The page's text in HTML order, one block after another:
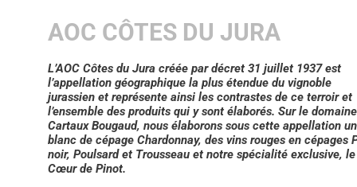
AOC CÔTES DU JURA
L’AOC Côtes du Jura créée par décret 31 juillet 1937 est
l’appellation géographique la plus étendue du vignoble
jurassien et représente ainsi les contrastes de ce terroir et
l’ensemble des produits qui y sont élaborés. Sur le domaine
Cartaux Bougaud, nous élaborons sous cette appellation
blanc de cépage Chardonnay, des vins rouges en cépages
noir, Poulsard et Trousseau et notre spécialité exclusive, le
Cœur de Pinot.